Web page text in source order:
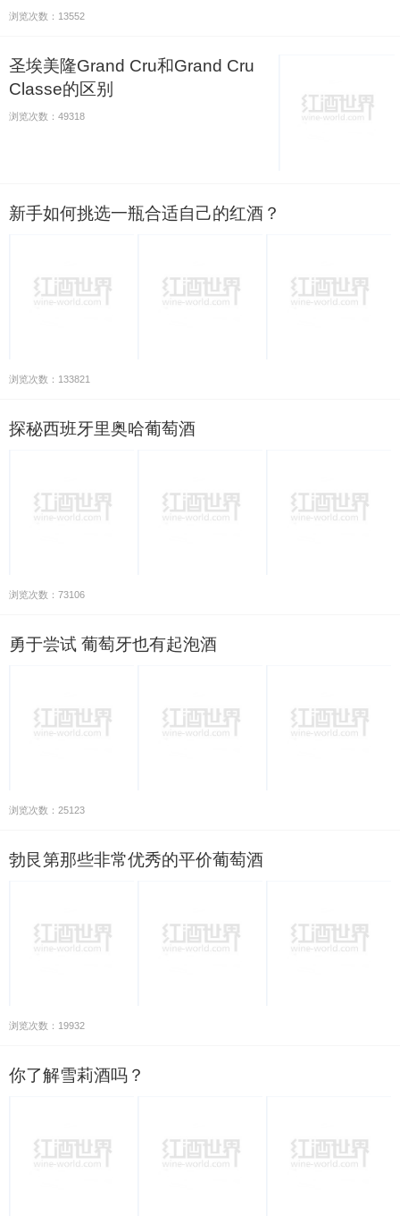
浏览次数：13552
圣埃美隆Grand Cru和Grand Cru
Classe的区别
浏览次数：49318
新手如何挑选一瓶合适自己的红酒？
浏览次数：133821
探秘西班牙里奥哈葡萄酒
浏览次数：73106
勇于尝试 葡萄牙也有起泡酒
浏览次数：25123
勃艮第那些非常优秀的平价葡萄酒
浏览次数：19932
你了解雪莉酒吗？